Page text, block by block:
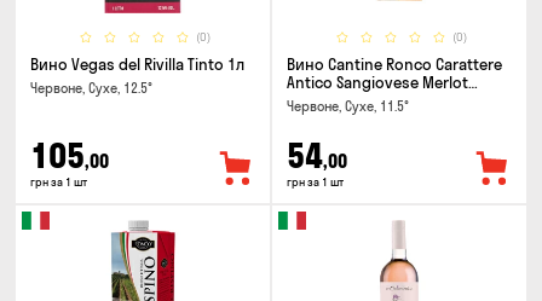
(0)
Вино Vegas del Rivilla Tinto 1л
Червоне, Сухе, 12.5°
105,00
грн за 1 шт
(0)
Вино Cantine Ronco Carattere
Antico Sangiovese Merlot
Rubicone IGT 0.25л
Червоне, Сухе, 11.5°
54,00
грн за 1 шт